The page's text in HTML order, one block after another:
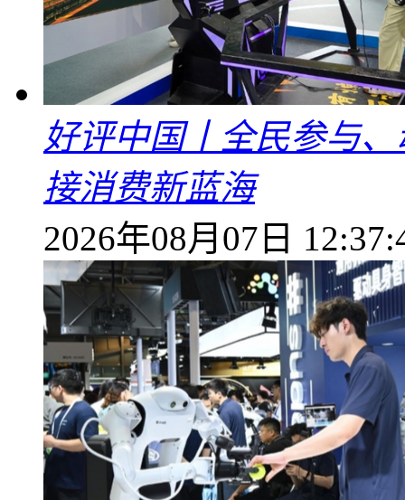
好评中国丨全民参与
接消费新蓝海
2026年08月07日